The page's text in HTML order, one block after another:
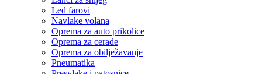
Led farovi
Navlake volana
Oprema za auto prikolice
Oprema za cerade
Oprema za obilježavanje
Pneumatika